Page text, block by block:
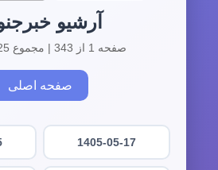
آرشیو
صفحه 1 از 343 | مجموع 3425 آرشیو
صفحه اصلی
1405-05-17